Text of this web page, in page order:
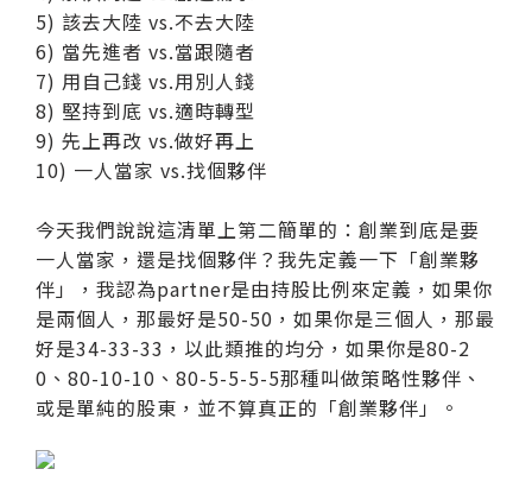
5) 該去大陸 vs.不去大陸
6) 當先進者 vs.當跟隨者
7) 用自己錢 vs.用別人錢
8) 堅持到底 vs.適時轉型
9) 先上再改 vs.做好再上
10) 一人當家 vs.找個夥伴
今天我們說說這清單上第二簡單的：創業到底是要
一人當家，還是找個夥伴？我先定義一下「創業夥
伴」，我認為partner是由持股比例來定義，如果你
是兩個人，那最好是50-50，如果你是三個人，那最
好是34-33-33，以此類推的均分，如果你是80-2
0、80-10-10、80-5-5-5-5那種叫做策略性夥伴、
或是單純的股東，並不算真正的「創業夥伴」。